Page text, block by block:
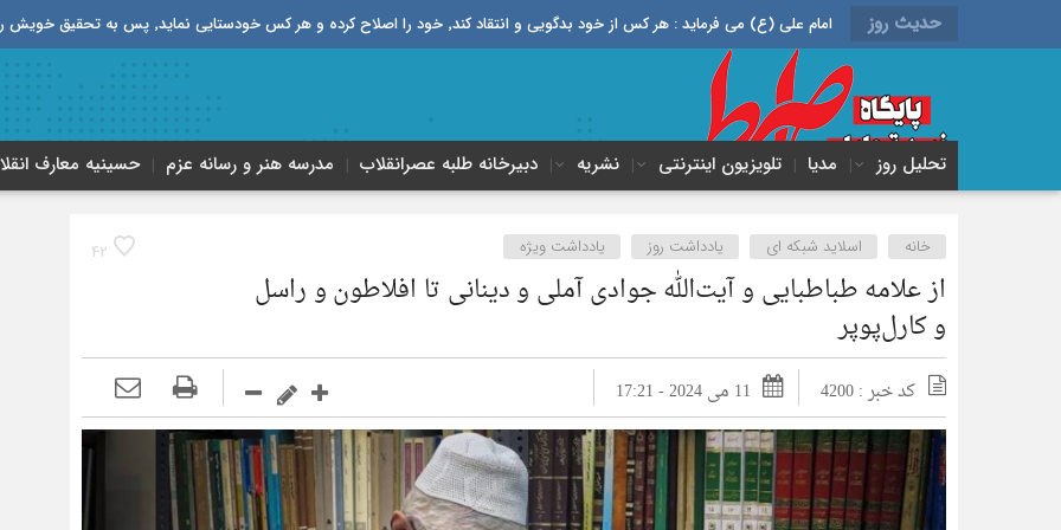
حدیث روز امام علی (ع) می فرماید : هر کس از خود بدگویی و انتقاد کند٬ خود را اصلاح کرده و هر کس خودستایی نماید٬ پس به تحقیق خویش را تباه نموده است.
تحلیل روز مدیا تلویزیون اینترنتی نشریه دبیرخانه طلبه‌ عصر‌انقلاب مدرسه هنر و رسانه عزم حسینیه معارف
42 خانه اسلاید شبکه ای یادداشت روز یادداشت ویژه
از علامه طباطبایی و آیت‌الله جوادی آملی و دینانی تا افلاطون و راسل
و کارل‌پوپر
کد خبر : 4200 11 می 2024 - 17:21